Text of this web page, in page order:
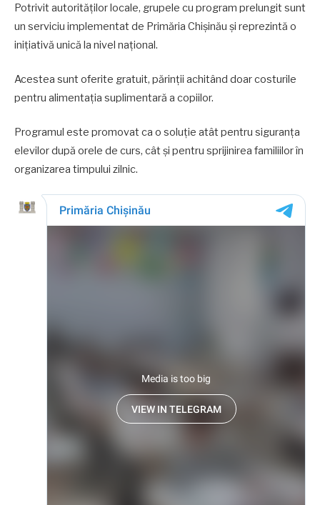
Potrivit autorităților locale, grupele cu program prelungit sunt
un serviciu implementat de Primăria Chișinău și reprezintă o
inițiativă unică la nivel național.
Acestea sunt oferite gratuit, părinții achitând doar costurile
pentru alimentația suplimentară a copiilor.
Programul este promovat ca o soluție atât pentru siguranța
elevilor după orele de curs, cât și pentru sprijinirea familiilor în
organizarea timpului zilnic.